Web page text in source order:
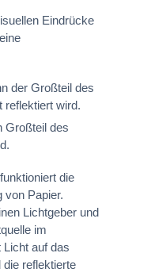
Eindrücke
der Großteil des
reflektiert wird.
Großteil des
die
von Papier.
Lichtgeber und
im
Licht auf das
reflektierte